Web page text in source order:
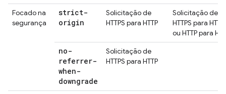
Focado na
segurança
strict-
origin
Solicitação de
HTTPS para HTTP
Solicitação de
HTTPS para
ou HTTP para
no-
referrer-
when-
downgrade
Solicitação de
HTTPS para HTTP